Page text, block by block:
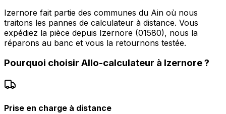
Izernore fait partie des communes du Ain où nous
traitons les pannes de calculateur à distance. Vous
expédiez la pièce depuis Izernore (01580), nous la
réparons au banc et vous la retournons testée.
Pourquoi choisir Allo-calculateur à Izernore?
Prise en charge à distance